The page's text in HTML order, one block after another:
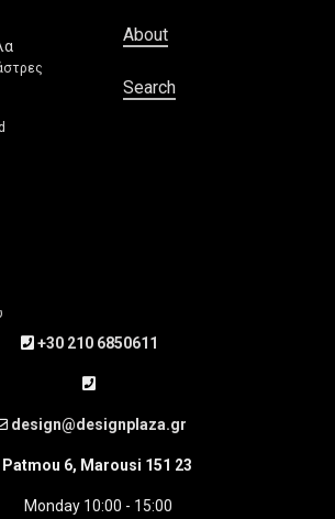
About
Search
+30 210 6850611
design@designplaza.gr
Patmou 6, Marousi 151 23
Monday 10:00 - 15:00